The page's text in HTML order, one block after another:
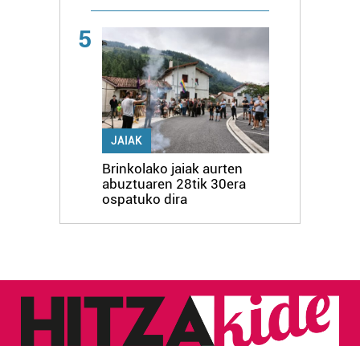
5
JAIAK
Brinkolako jaiak aurten
abuztuaren 28tik 30era
ospatuko dira